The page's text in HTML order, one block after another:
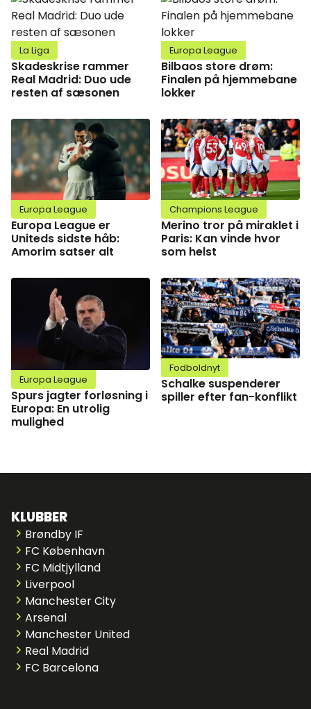
La Liga
Skadeskrise rammer
Real Madrid: Duo ude
resten af sæsonen
Europa League
Bilbaos store drøm:
Finalen på hjemmebane
lokker
Europa League
Europa League er
Uniteds sidste håb:
Amorim satser alt
Champions League
Merino tror på miraklet i
Paris: Kan vinde hvor
som helst
Europa League
Spurs jagter forløsning i
Europa: En utrolig
mulighed
Fodboldnyt
Schalke suspenderer
spiller efter fan-konflikt
KLUBBER
Brøndby IF
FC København
FC Midtjylland
Liverpool
Manchester City
Arsenal
Manchester United
Real Madrid
FC Barcelona